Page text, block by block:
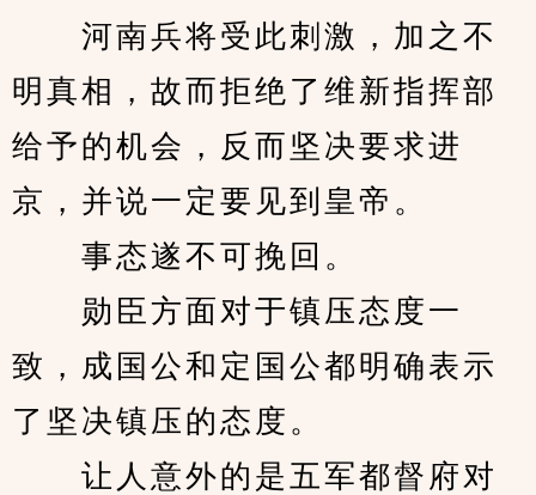
河南兵将受此刺激，加之不
明真相，故而拒绝了维新指挥部
给予的机会，反而坚决要求进
京，并说一定要见到皇帝。
事态遂不可挽回。
勋臣方面对于镇压态度一
致，成国公和定国公都明确表示
了坚决镇压的态度。
让人意外的是五军都督府对